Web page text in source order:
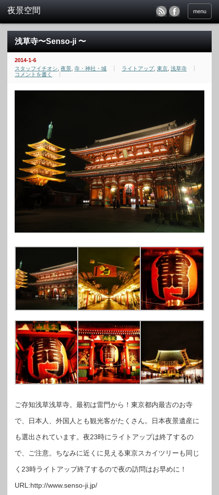
menu
浅草寺〜Senso-ji 〜
2014-1-6
スタッフイチオシ 夜景 寺・神社・城 ライトアップ, 東京 浅草寺
コメントを書く
ご存知浅草浅草寺。最初は雷門から！東京都内最古のお寺
で、日本人、外国人とも観光客がたくさん。日本夜景遺産に
も選出されています。夜23時にライトアップは終了するの
で、ご注意。ちなみに近くに見える東京スカイツリーも同じ
く23時ライトアップ終了するので夜の訪問はお早めに！
URL:http://www.senso-ji.jp/